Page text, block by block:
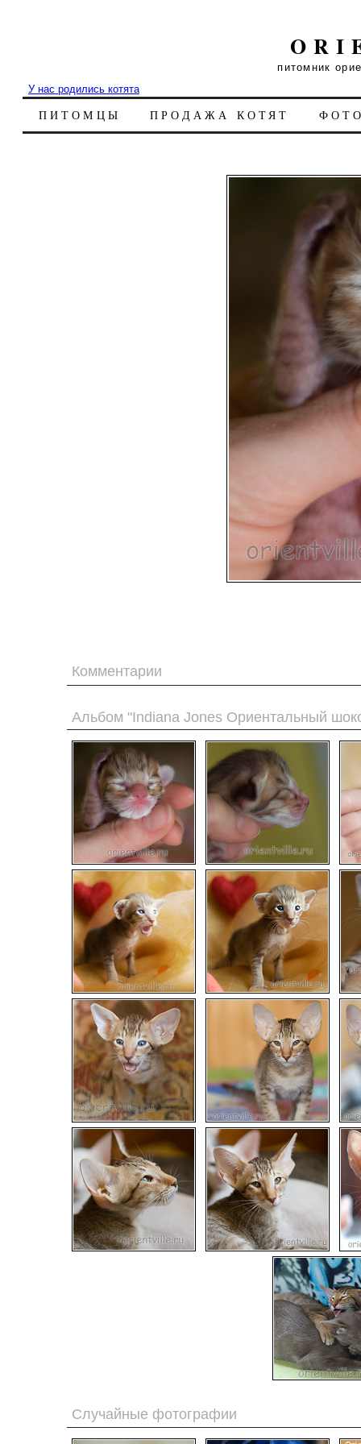
питомник
У нас родились котята
ПИТОМЦЫ ПРОДАЖА КОТЯТ
Комментарии
Альбом "Indiana Jones Ориентальный
Случайные фотографии